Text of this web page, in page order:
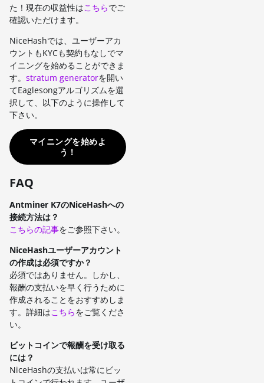
た！現在の収益性はこちらでご
確認いただけます。
NiceHashでは、ユーザーアカ
ウントもKYCも契約もなしでマ
イニングを始めることができま
す。 stratum generatorを開い
てEaglesongアルゴリズムを選
択して、以下のように操作して
下さい。
マイニングを始めよ
う！
FAQ
Antminer K7のNiceHashへの
接続方法は？
こちらの記事をご参照下さい。
NiceHashユーザーアカウント
の作成は必須ですか？
必須ではありません。しかし、
報酬の支払いを早く行うために
作成されることをおすすめしま
す。詳細はこちらをご覧くださ
い。
ビットコインで報酬を受け取る
には？
NiceHashの支払いは常にビッ